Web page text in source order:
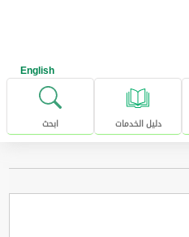
English
دليل الخدمات ابحث